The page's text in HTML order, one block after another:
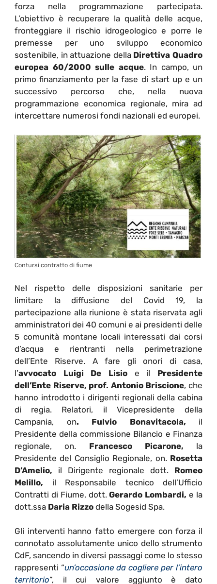
forza nella programmazione partecipata.
L’obiettivo è recuperare la qualità delle acque,
fronteggiare il rischio idrogeologico e porre le
premesse per uno sviluppo economico
sostenibile, in attuazione della Direttiva Quadro
europea 60/2000 sulle acque. In campo, un
primo finanziamento per la fase di start up e un
successivo percorso che, nella nuova
programmazione economica regionale, mira ad
intercettare numerosi fondi nazionali ed europei.
Contursi contratto di fiume
Nel rispetto delle disposizioni sanitarie per
limitare la diffusione del Covid 19, la
partecipazione alla riunione è stata riservata agli
amministratori dei 40 comuni e ai presidenti delle
5 comunità montane locali interessati dai corsi
d’acqua e rientranti nella perimetrazione
dell’Ente Riserve. A fare gli onori di casa,
l’avvocato Luigi De Lisio e il Presidente
dell’Ente Riserve, prof. Antonio Briscione, che
hanno introdotto i dirigenti regionali della cabina
di regia. Relatori, il Vicepresidente della
Campania, on. Fulvio Bonavitacola, il
Presidente della commissione Bilancio e Finanza
regionale, on. Francesco Picarone, la
Presidente del Consiglio Regionale, on. Rosetta
D’Amelio, il Dirigente regionale dott. Romeo
Melillo, il Responsabile tecnico dell’Ufficio
Contratti di Fiume, dott.Gerardo Lombardi,e la
dott.ssa Daria Rizzo della Sogesid Spa.
Gli interventi hanno fatto emergere con forza il
connotato assolutamente unico dello strumento
CdF, sancendo in diversi passaggi come lo stesso
rappresenti “un’occasione da cogliere per l’intero
territorio”, il cui valore aggiunto è dato